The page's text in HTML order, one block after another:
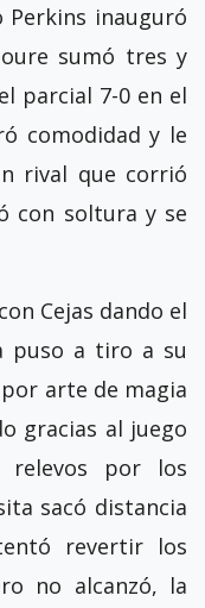
Perkins inauguró
sumó tres y
parcial 7-0 en el
comodidad y le
rival que corrió
con soltura y se
Cejas dando el
puso a tiro a su
arte de magia
gracias al juego
por los
sacó distancia
revertir los
no alcanzó, la